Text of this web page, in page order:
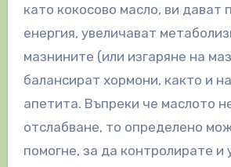
като кокосово масло, ви дават
енергия, увеличават
мазнините (или изгаряне на
балансират хормони, както и
апетита. Въпреки че маслото
отслабване, то определено
помогне, за да контролирате и